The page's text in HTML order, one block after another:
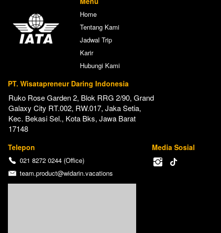
Home
Tentang Kami
Jadwal Trip
Karir
Hubungi Kami
PT. Wisatapreneur Daring Indonesia
Ruko Rose Garden 2, Blok RRG 2/90, Grand
Galaxy City RT.002, RW.017, Jaka Setia,
Kec. Bekasi Sel., Kota Bks, Jawa Barat
17148
Telepon
021 8272 0244 (Office)
team.product@widarin.vacations
Media Sosial